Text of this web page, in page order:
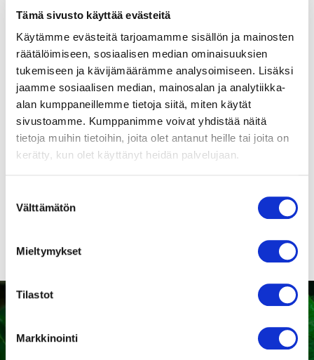
Tämä sivusto käyttää evästeitä
Käytämme evästeitä tarjoamamme sisällön ja mainosten
räätälöimiseen, sosiaalisen median ominaisuuksien
tukemiseen ja kävijämäärämme analysoimiseen. Lisäksi
jaamme sosiaalisen median, mainosalan ja analytiikka-
alan kumppaneillemme tietoja siitä, miten käytät
sivustoamme. Kumppanimme voivat yhdistää näitä
tietoja muihin tietoihin, joita olet antanut heille tai joita on
kerätty, kun olet käyttänyt heidän palvelujaan.
valinta
Välttämätön
Mieltymykset
Tilastot
Markkinointi
Kierrosluku
76 min-1
Paino
1.6 kg
Tuotenumero
9416325167
ErP-direktiivi ei koske alle
125 W puhaltimia. Yli 125 W
puhaltimien kohdalle on
direktiivin vaatimukset.
turvamääräykset!